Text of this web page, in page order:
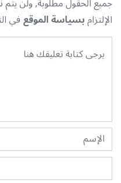
الإلتزامبسياسة الموقعفي